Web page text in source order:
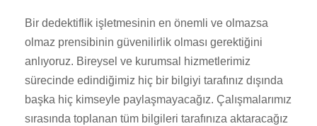
Bir dedektiflik işletmesinin en önemli ve olmazsa
olmaz prensibinin güvenilirlik olması gerektiğini
anlıyoruz. Bireysel ve kurumsal hizmetlerimiz
sürecinde edindiğimiz hiç bir bilgiyi tarafınız dışında
başka hiç kimseyle paylaşmayacağız. Çalışmalarımız
sırasında toplanan tüm bilgileri tarafınıza aktaracağız